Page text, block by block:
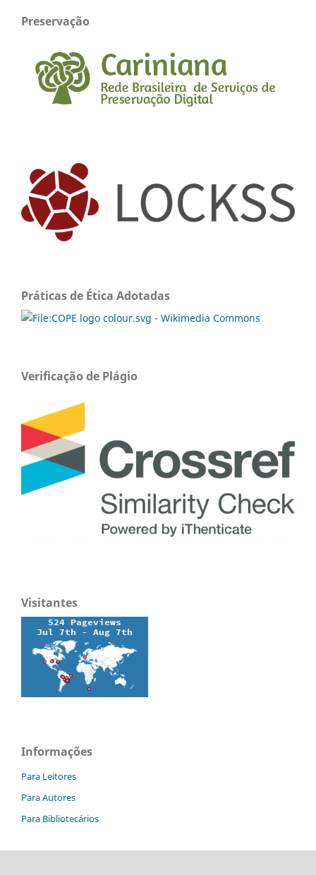
Preservação
Práticas de Ética Adotadas
Verificação de Plágio
Visitantes
Informações
Para Leitores
Para Autores
Para Bibliotecários